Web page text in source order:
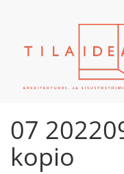
07
kopio